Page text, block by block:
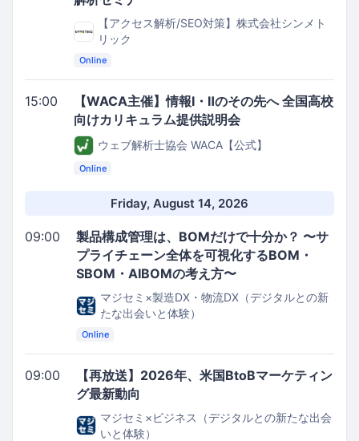
【アクセス解析/SEO対策】株式会社シンメト
リック
Online
15:00
【WACA主催】情報I・Ⅱのその先へ 全国高校
向けカリキュラム提供説明会
ウェブ解析士協会 WACA【公式】
Online
Friday, August 14, 2026
09:00
製品構成管理は、BOMだけで十分か？ 〜サ
プライチェーン全体を可視化するBOM・
SBOM・AIBOMの考え方〜
マジセミ×製造DX・物流DX（デジタルとの新
たな出会いと体験）
Online
09:00
【再放送】2026年、米国BtoBマーケティン
グ最新動向
マジセミ×ビジネス（デジタルとの新たな出会
いと体験）